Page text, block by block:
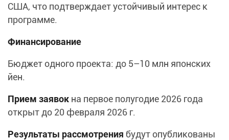
США, что подтверждает устойчивый интерес к
программе.
Финансирование
Бюджет одного проекта: до 5–10 млн японских
йен.
Прием заявок на первое полугодие 2026 года
открыт до 20 февраля 2026 г.
Результаты рассмотрения будут опубликованы